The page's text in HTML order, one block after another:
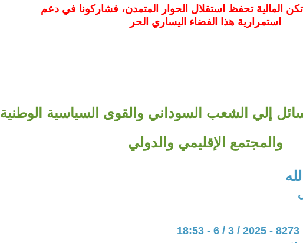
المالية تحفظ استقلال الحوار المتمدن، فشاركونا في دعم
استمرارية هذا الفضاء اليساري الحر
إلي الشعب السوداني والقوى السياسية الوطنية
والمجتمع الإقليمي والدولي